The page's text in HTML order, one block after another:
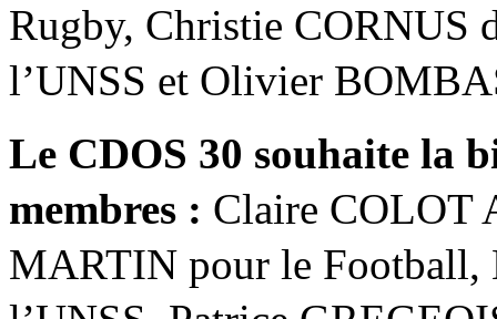
Rugby, Christie
l’UNSS et Olivier
Le CDOS 30 souhaite la
membres : Claire COLOT
MARTIN pour le